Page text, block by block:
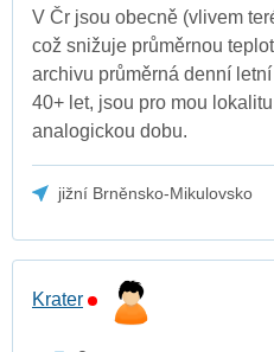
V Čr jsou obecně (vlivem
což snižuje průměrnou
archivu průměrná denní
40+ let, jsou pro mou
analogickou dobu.
jižní Brněnsko-Mikulovsko
Krater